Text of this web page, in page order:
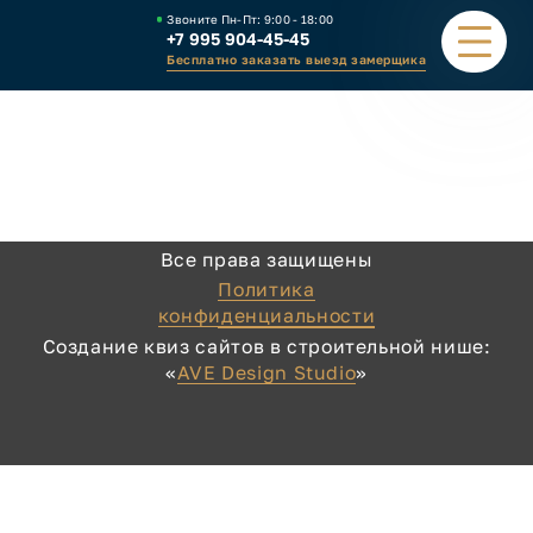
Звоните Пн-Пт: 9:00 - 18:00
+7 995 904-45-45
Бесплатно заказать выезд замерщика
КАЛЬКУЛЯТОР
КАК ЗАКАЗАТЬ
Все права защищены
Политика
конфиденциальности
Создание квиз сайтов в строительной нише:
«AVE Design Studio»